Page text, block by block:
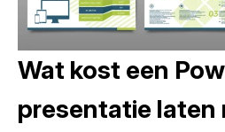
Wat kost een
presentatie laten